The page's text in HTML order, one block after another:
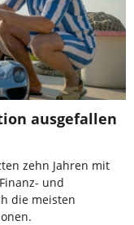
ausgefallen
zehn Jahren mit
und
die meisten